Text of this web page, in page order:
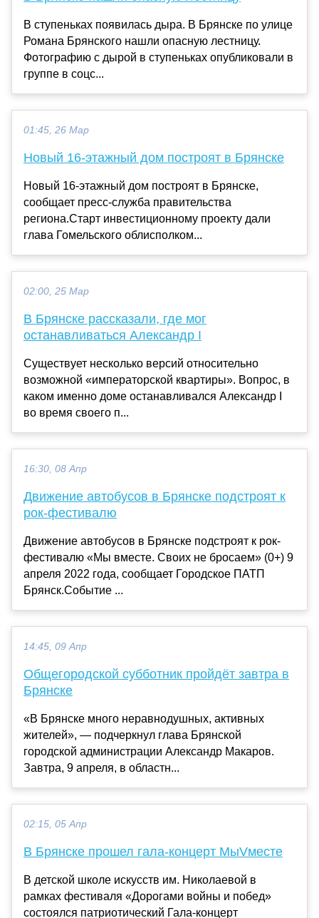
В ступеньках появилась дыра. В Брянске по улице
Романа Брянского нашли опасную лестницу.
Фотографию с дырой в ступеньках опубликовали в
группе в соцс...
01:45, 26 Мар
Новый 16-этажный дом построят в Брянске
Новый 16-этажный дом построят в Брянске,
сообщает пресс-служба правительства
региона.Старт инвестиционному проекту дали
глава Гомельского облисполком...
02:00, 25 Мар
В Брянске рассказали, где мог
останавливаться Александр I
Существует несколько версий относительно
возможной «императорской квартиры». Вопрос, в
каком именно доме останавливался Александр I
во время своего п...
16:30, 08 Апр
Движение автобусов в Брянске подстроят к
рок-фестивалю
Движение автобусов в Брянске подстроят к рок-
фестивалю «Мы вместе. Своих не бросаем» (0+) 9
апреля 2022 года, сообщает Городское ПАТП
Брянск.Событие ...
14:45, 09 Апр
Общегородской субботник пройдёт завтра в
Брянске
«В Брянске много неравнодушных, активных
жителей», — подчеркнул глава Брянской
городской администрации Александр Макаров.
Завтра, 9 апреля, в областн...
02:15, 05 Апр
В Брянске прошел гала-концерт МыVместе
В детской школе искусств им. Николаевой в
рамках фестиваля «Дорогами войны и побед»
состоялся патриотический Гала-концерт